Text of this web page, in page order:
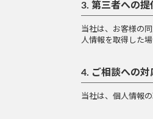
3. 第三者への提
当社は、お客様の
人情報を取得した
4. ご相談への対
当社は、個人情報